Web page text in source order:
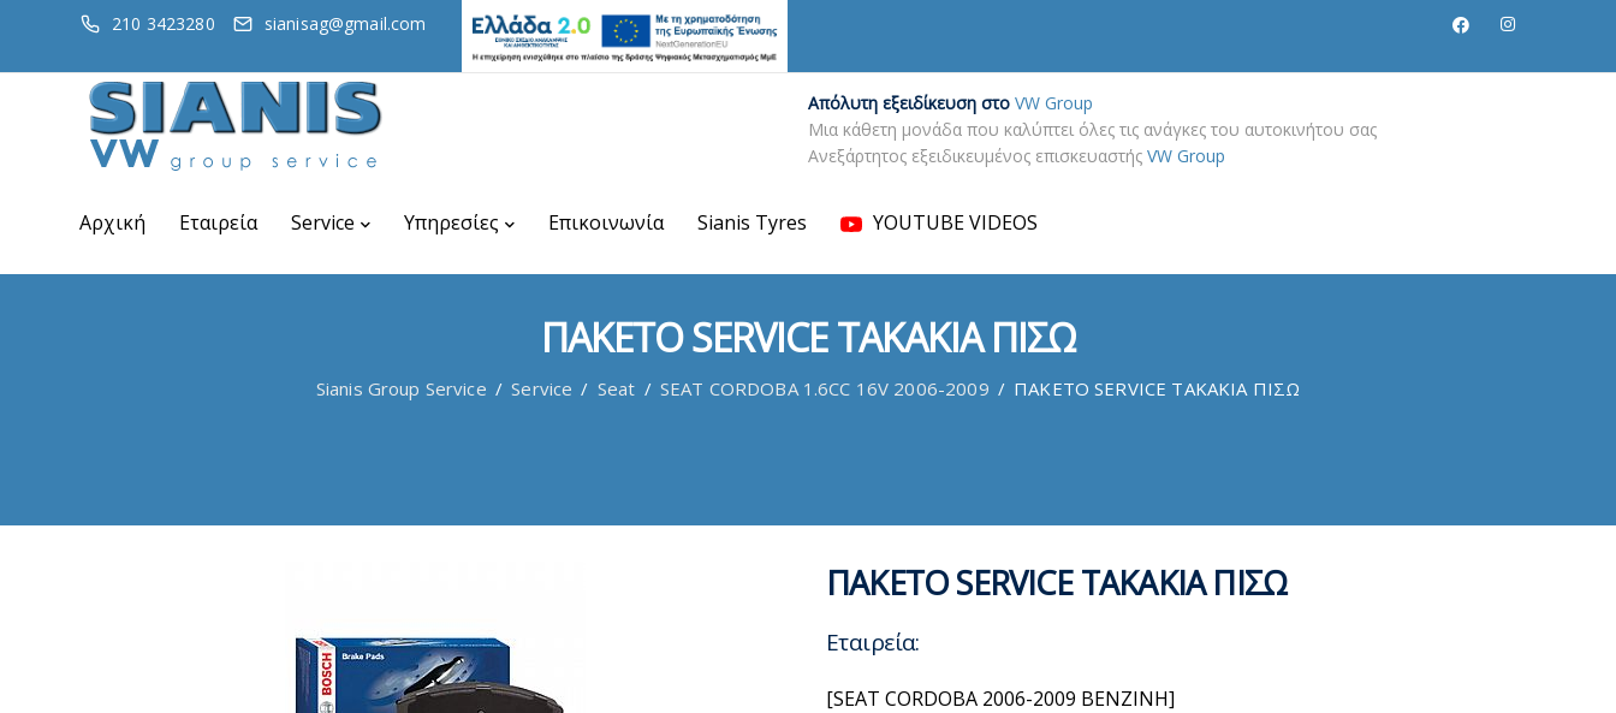
210 3423280 sianisag@gmail.com
Απόλυτη εξειδίκευση στο VW Group
Μια κάθετη μονάδα που καλύπτει όλες τις ανάγκες του αυτοκινήτου σας
Ανεξάρτητος εξειδικευμένος επισκευαστής VW Group
Αρχική Εταιρεία Service Υπηρεσίες Επικοινωνία Sianis Tyres YOUTUBE VIDEOS
ΠΑΚΕΤΟ SERVICE ΤΑΚΑΚΙΑ ΠΙΣΩ
Sianis Group Service / Service / Seat / SEAT CORDOBA 1.6CC 16V 2006-2009 / ΠΑΚΕΤΟ SERVICE ΤΑΚΑΚΙΑ ΠΙΣΩ
ΠΑΚΕΤΟ SERVICE ΤΑΚΑΚΙΑ ΠΙΣΩ
Εταιρεία:
[SEAT CORDOBA 2006-2009 BENZINH]